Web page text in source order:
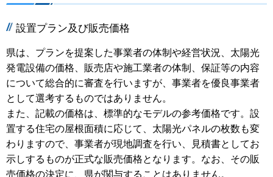
設置プラン及び販売価格
県は、プランを提案した事業者の体制や経営状況、太陽光
発電設備の価格、販売店や施工業者の体制、保証等の内容
について総合的に審査を行いますが、事業者を優良事業者
として選考するものではありません。
また、記載の価格は、標準的なモデルの参考価格です。設
置する住宅の屋根面積に応じて、太陽光パネルの枚数も変
わりますので、事業者が現地調査を行い、見積書としてお
示しするものが正式な販売価格となります。なお、その販
売価格の決定に、県が関与することはありません。